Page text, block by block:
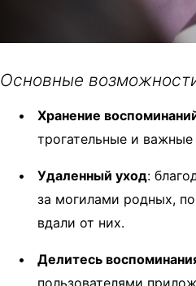
Основные
Хранение
трогательные и
Удаленный уход:
за могилами родных,
вдали от них.
Делитесь
пользователями